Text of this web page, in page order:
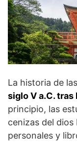
La historia de
siglo V a.C. tras
principio, las
cenizas del
personales y